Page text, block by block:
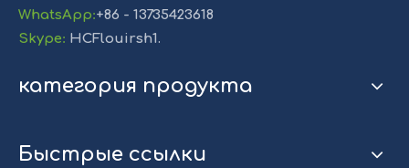
WhatsApp:+86 - 13735423618
Skype: HCFlouirsh1.
категория продукта
Быстрые ссылки